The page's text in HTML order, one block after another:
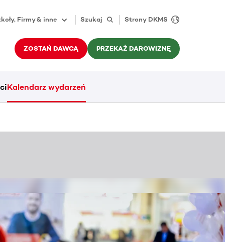
Firmy & inne Szukaj Strony DKMS
ZOSTAŃ DAWCĄ PRZEKAŻ DAROWIZNĘ
Kalendarz wydarzeń